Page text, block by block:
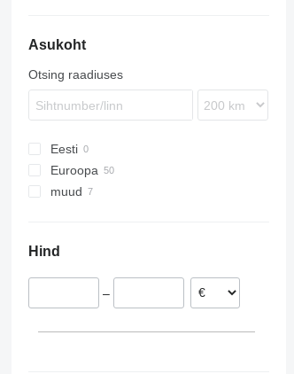
Triomix
Asukoht
Otsing raadiuses
Eesti
Euroopa
Belgia
Austria
muud
Hind
–